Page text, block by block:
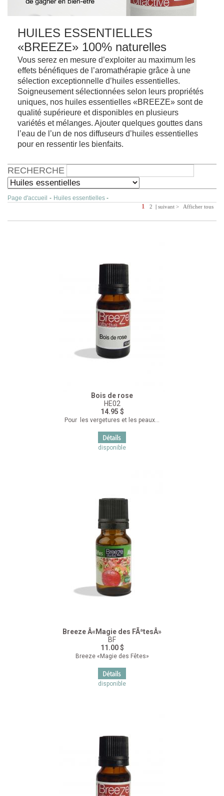
HUILES ESSENTIELLES
«BREEZE» 100% naturelles
Vous serez en mesure d’exploiter au maximum les
effets bénéfiques de l’aromathérapie grâce à une
sélection exceptionnelle d’huiles essentielles.
Soigneusement sélectionnées selon leurs propriétés
uniques, nos huiles essentielles «BREEZE» sont de
qualité supérieure et disponibles en plusieurs
variétés et mélanges. Ajouter quelques gouttes dans
l’eau de l’un de nos diffuseurs d’huiles essentielles
pour en ressentir les bienfaits.
RECHERCHE
Page d'accueil - Huiles essentielles -
1 2 suivant > Afficher tous
Bois de rose
HE02
14.95 $
Pour les vergetures et les peaux...
disponible
Breeze Â«Magie des FÃªtesÂ»
BF
11.00 $
Breeze «Magie des Fêtes»
disponible